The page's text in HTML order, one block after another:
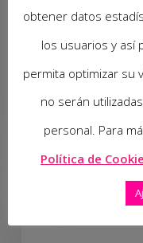
La
Aliado
para
obtener datos
los usuarios y así
permita optimizar su
no serán
personal. Para
Política de